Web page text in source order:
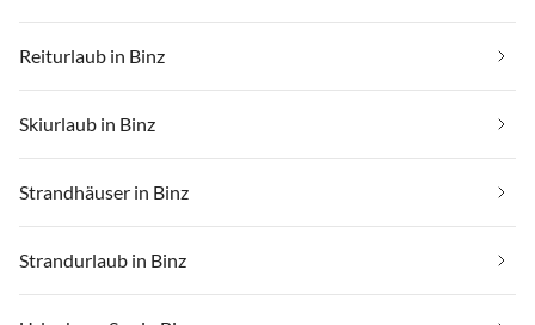
Reiturlaub in Binz
Skiurlaub in Binz
Strandhäuser in Binz
Strandurlaub in Binz